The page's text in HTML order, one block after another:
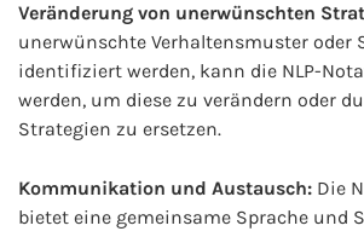
Veränderung von unerwünschten
unerwünschte Verhaltensmuster oder
identifiziert werden, kann die NLP-
werden, um diese zu verändern oder
Strategien zu ersetzen.
Kommunikation und Austausch: Die
bietet eine gemeinsame Sprache und